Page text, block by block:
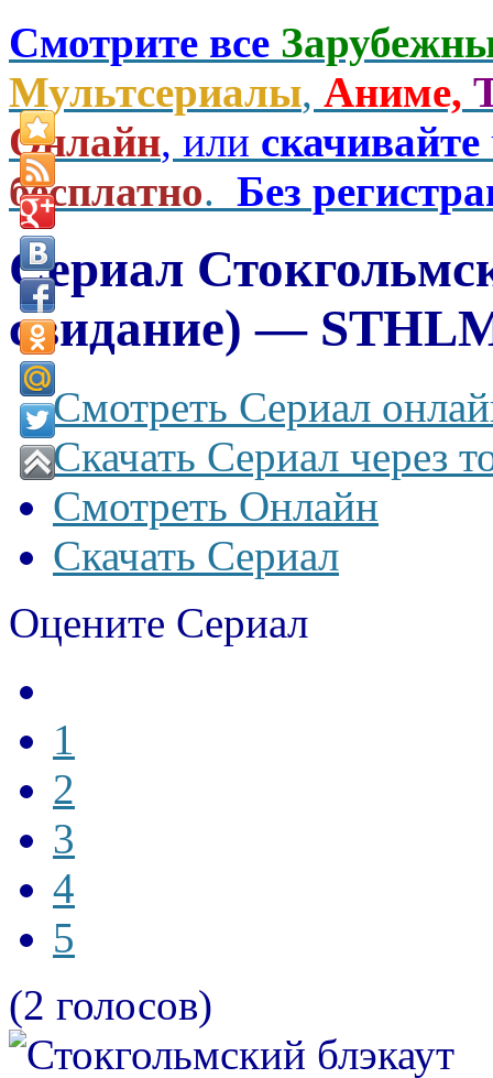
Смотрите все
Мультсериалы, Аниме,
Онлайн, или скачивайте
бесплатно. Без
Сериал
свидание) —
Смотреть Сериал
Скачать Сериал через
Смотреть Онлайн
Скачать Сериал
Оцените Сериал
1
2
3
4
5
(2 голосов)